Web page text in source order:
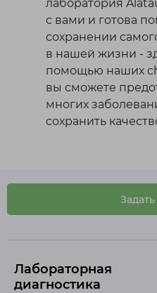
лаборатория
с вами и готова
сохранении
в нашей жизни -
помощью наших
вы сможете
многих
сохранить
Лабораторная
диагностика